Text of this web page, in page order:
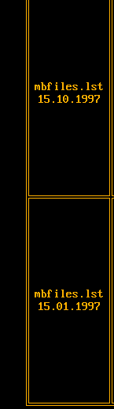
mbfiles.lst
15.10.1997
mbfiles.lst
15.01.1997